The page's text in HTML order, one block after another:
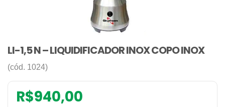
LI-1,5 N – LIQUIDIFICADOR INOX COPO INOX
(cód. 1024)
R$940,00